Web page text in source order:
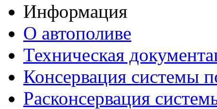
Информация
О автополиве
Техническая
Консервация системы
Расконсервация